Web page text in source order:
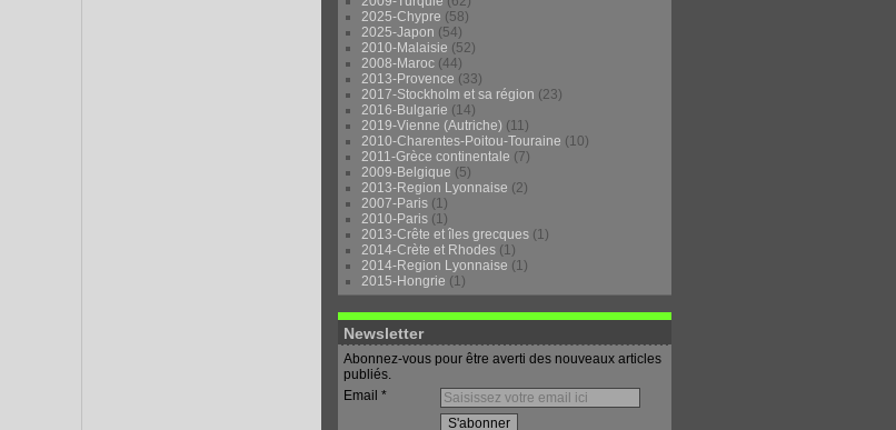
2025-Chypre (58)
2025-Japon (54)
2010-Malaisie (52)
2008-Maroc (44)
2013-Provence (33)
2017-Stockholm et sa région (23)
2016-Bulgarie (14)
2019-Vienne (Autriche) (11)
2010-Charentes-Poitou-Touraine (10)
2011-Grèce continentale (7)
2009-Belgique (5)
2013-Region Lyonnaise (2)
2007-Paris (1)
2010-Paris (1)
2013-Crête et îles grecques (1)
2014-Crète et Rhodes (1)
2014-Region Lyonnaise (1)
2015-Hongrie (1)
Newsletter
Abonnez-vous pour être averti des nouveaux articles
publiés.
Email